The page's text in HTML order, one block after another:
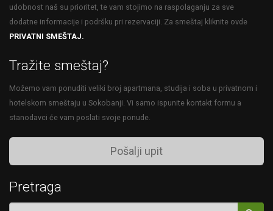
udobnost naš su prioritet, te vam stojimo na raspolaganju za sve
dodatne informacije i podršku pri rezervaciji. Za smeštaj kliknite ovde
PRIVATNI SMEŠTAJ.
Tražite smeštaj?
Možemo vam ponuditi veliki broj apartmana, studija i soba u privatnom i
hotelskom smeštaju u Sokobanji. Vi samo ispunite kontakt formu a
stanodavci će vam poslati svoje ponude.
Pošalji upit
Pretraga